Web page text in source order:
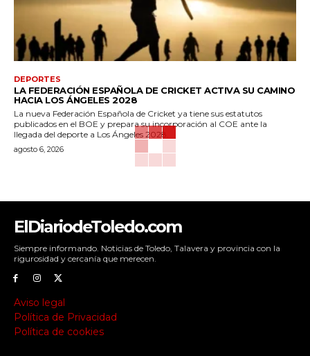
DEPORTES
LA FEDERACIÓN ESPAÑOLA DE CRICKET ACTIVA SU CAMINO
HACIA LOS ÁNGELES 2028
La nueva Federación Española de Cricket ya tiene sus estatutos
publicados en el BOE y prepara su incorporación al COE ante la
llegada del deporte a Los Ángeles 2028.
agosto 6, 2026
ElDiariodeToledo.com
Siempre informando. Noticias de Toledo, Talavera y provincia con la
rigurosidad y cercanía que merecen.
Aviso legal
Política de Privacidad
Política de cookies